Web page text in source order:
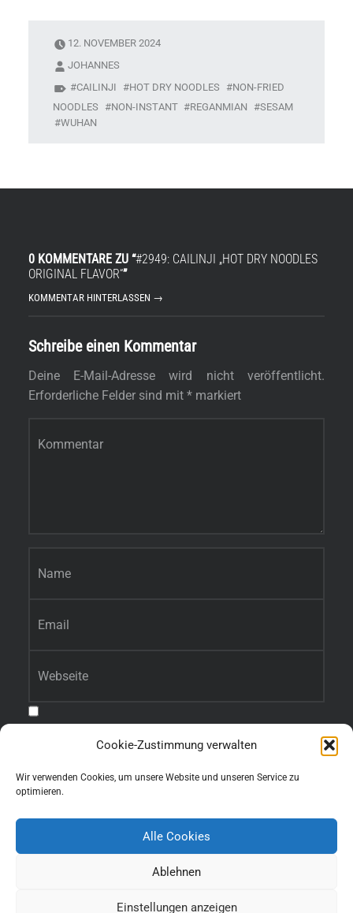
Cookie-Zustimmung verwalten
Wir verwenden Cookies, um unsere Website und unseren Service zu
optimieren.
Alle Cookies
Ablehnen
Einstellungen anzeigen
12. NOVEMBER 2024
JOHANNES
CAILINJI
HOT DRY NOODLES
NON-FRIED
NOODLES
NON-INSTANT REGANMIAN
SESAM
WUHAN
0 KOMMENTARE ZU “#2949: CAILINJI „HOT DRY NOODLES
ORIGINAL FLAVOR“”
KOMMENTAR HINTERLASSEN →
Schreibe einen Kommentar
Deine E-Mail-Adresse wird nicht veröffentlicht.
Erforderliche Felder sind mit *markiert